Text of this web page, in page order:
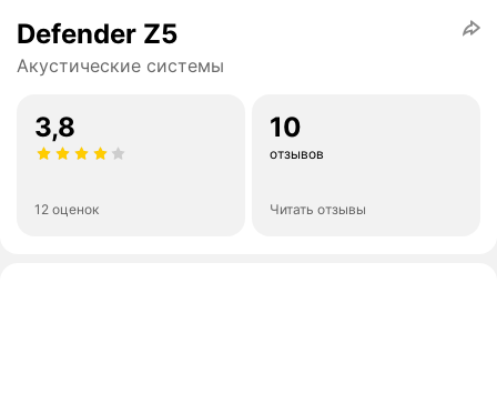
Defender Z5
Акустические системы
3,8
12 оценок
10
отзывов
Читать отзывы